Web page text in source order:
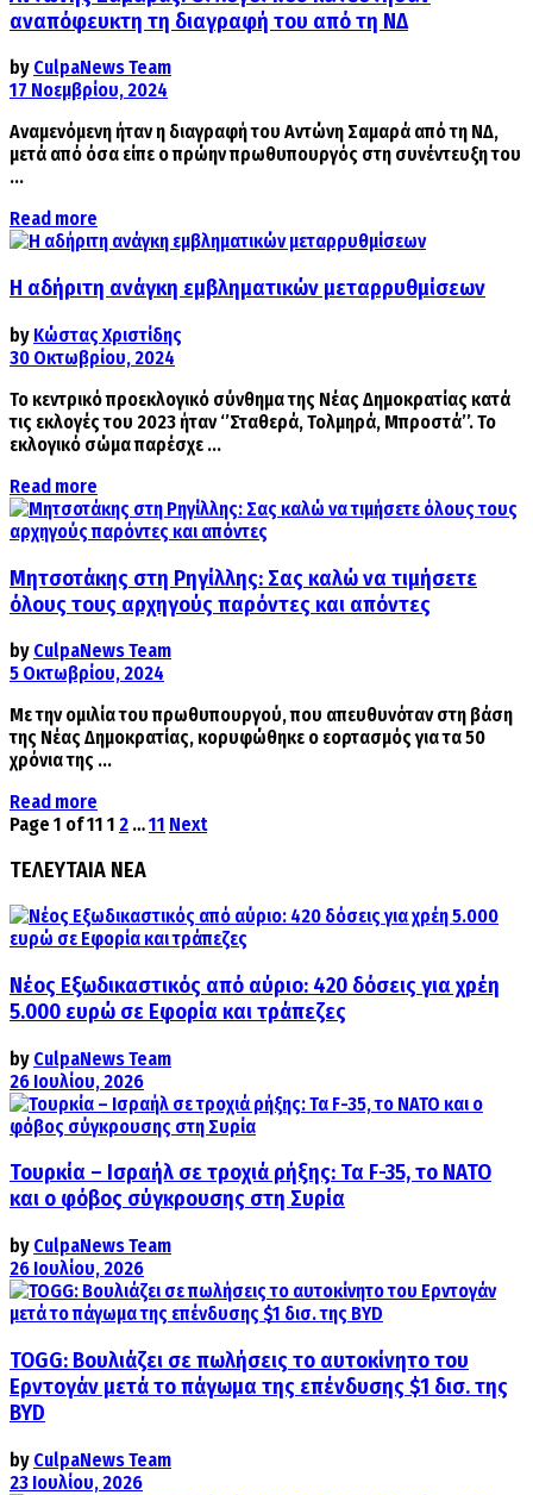
αναπόφευκτη τη διαγραφή του από τη ΝΔ
by CulpaNews Team
17 Νοεμβρίου, 2024
Αναμενόμενη ήταν η διαγραφή του Αντώνη Σαμαρά από τη ΝΔ,
μετά από όσα είπε ο πρώην πρωθυπουργός στη συνέντευξη του
...
Read more
Η αδήριτη ανάγκη εμβληματικών μεταρρυθμίσεων
by Κώστας Χριστίδης
30 Οκτωβρίου, 2024
Το κεντρικό προεκλογικό σύνθημα της Νέας Δημοκρατίας κατά
τις εκλογές του 2023 ήταν ‘’Σταθερά, Τολμηρά, Μπροστά’’. Το
εκλογικό σώμα παρέσχε ...
Read more
Μητσοτάκης στη Ρηγίλλης: Σας καλώ να τιμήσετε
όλους τους αρχηγούς παρόντες και απόντες
by CulpaNews Team
5 Οκτωβρίου, 2024
Με την ομιλία του πρωθυπουργού, που απευθυνόταν στη βάση
της Νέας Δημοκρατίας, κορυφώθηκε ο εορτασμός για τα 50
χρόνια της ...
Read more
Page 1 of 11 1 2 …11 Next
ΤΕΛΕΥΤΑΙΑ ΝΕΑ
Νέος Εξωδικαστικός από αύριο: 420 δόσεις για χρέη
5.000 ευρώ σε Εφορία και τράπεζες
by CulpaNews Team
26 Ιουλίου, 2026
Τουρκία – Ισραήλ σε τροχιά ρήξης: Τα F-35, το ΝΑΤΟ
και ο φόβος σύγκρουσης στη Συρία
by CulpaNews Team
26 Ιουλίου, 2026
TOGG: Βουλιάζει σε πωλήσεις το αυτοκίνητο του
Ερντογάν μετά το πάγωμα της επένδυσης $1 δισ. της
BYD
by CulpaNews Team
23 Ιουλίου, 2026